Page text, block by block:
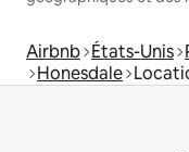
Airbnb États-Unis
Honesdale